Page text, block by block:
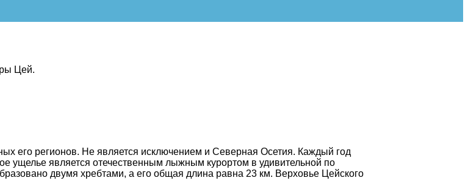
Цей.
его регионов. Не является исключением и Северная Осетия. Каждый год
ущелье является отечественным лыжным курортом в удивительной по
двумя хребтами, а его общая длина равна 23 км. Верховье Цейского